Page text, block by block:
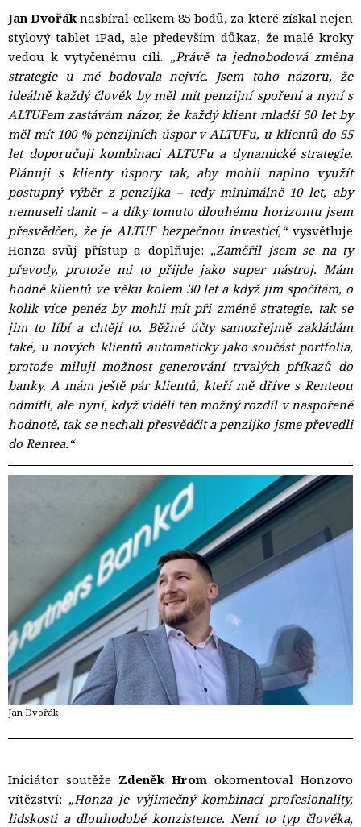
Jan Dvořák nasbíral celkem 85 bodů, za které získal nejen
stylový tablet iPad, ale především důkaz, že malé kroky
vedou k vytyčenému cíli. „Právě ta jednobodová změna
strategie u mě bodovala nejvíc. Jsem toho názoru, že
ideálně každý člověk by měl mít penzijní spoření a nyní s
ALTUFem zastávám názor, že každý klient mladší 50 let by
měl mít 100 % penzijních úspor v ALTUFu, u klientů do 55
let doporučuji kombinaci ALTUFu a dynamické strategie.
Plánuji s klienty úspory tak, aby mohli naplno využít
postupný výběr z penzijka – tedy minimálně 10 let, aby
nemuseli danit – a díky tomuto dlouhému horizontu jsem
přesvědčen, že je ALTUF bezpečnou investicí,“vysvětluje
Honza svůj přístup a doplňuje: „Zaměřil jsem se na ty
převody, protože mi to přijde jako super nástroj. Mám
hodně klientů ve věku kolem 30 let a když jim spočítám, o
kolik více peněz by mohli mít při změně strategie, tak se
jim to líbí a chtějí to. Běžné účty samozřejmě zakládám
také, u nových klientů automaticky jako součást portfolia,
protože miluji možnost generování trvalých příkazů do
banky. A mám ještě pár klientů, kteří mě dříve s Renteou
odmítli, ale nyní, když viděli ten možný rozdíl v naspořené
hodnotě, tak se nechali přesvědčit a penzijko jsme převedli
do Rentea.“
Jan Dvořák
Iniciátor soutěže Zdeněk Hrom okomentoval Honzovo
vítězství: „Honza je výjimečný kombinací profesionality,
lidskosti a dlouhodobé konzistence. Není to typ člověka,